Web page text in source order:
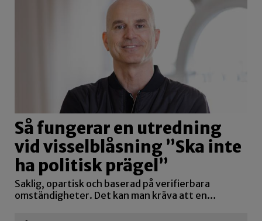
Så fungerar en utredning
vid visselblåsning ”Ska inte
ha politisk prägel”
Saklig, opartisk och baserad på verifierbara
omständigheter. Det kan man kräva att en…